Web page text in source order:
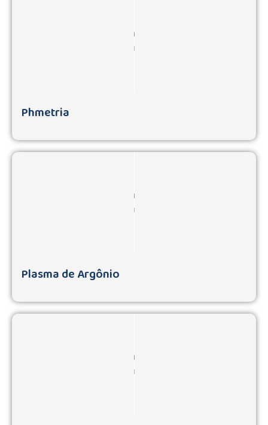
Phmetria
Plasma de Argônio